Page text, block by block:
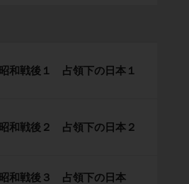
昭和戦後１ 占領下の日本１
昭和戦後２ 占領下の日本２
昭和戦後３ 占領下の日本